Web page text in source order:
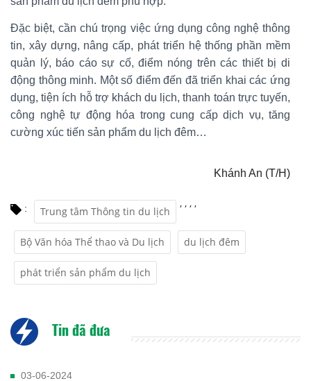
Đặc biệt, cần chú trọng việc ứng dụng công nghệ thông
tin, xây dựng, nâng cấp, phát triển hệ thống phần mềm
quản lý, báo cáo sự cố, điểm nóng trên các thiết bị di
động thông minh. Một số điểm đến đã triển khai các ứng
dụng, tiện ích hỗ trợ khách du lịch, thanh toán trực tuyến,
công nghệ tự động hóa trong cung cấp dịch vụ, tăng
cường xúc tiến sản phẩm du lịch đêm…
Khánh An (T/H)
: Trung tâm Thông tin du lịch
,
Bộ Văn hóa Thể thao và Du lịch
,
du lịch đêm
,
phát triển sản phẩm du lịch
,
Tin đã đưa
03-06-2024